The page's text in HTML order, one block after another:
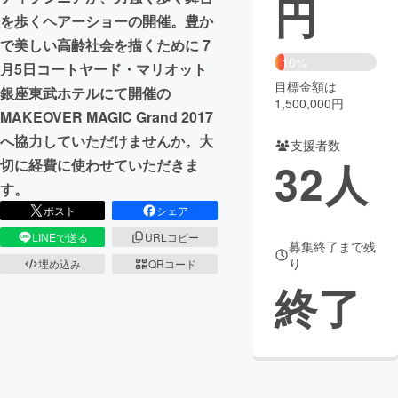
まちづくり・地域活性化
CAMPFIRE for Social Good
CAMPFIRE Creation
CAMPFIREふるさと納税machi-ya コミュニティ
を歩くヘアーショーの開催。豊か
で美しい高齢社会を描くために 7
月5日コートヤード・マリオット
銀座東武ホテルにて開催の
MAKEOVER MAGIC Grand 2017
へ協力していただけませんか。大
切に経費に使わせていただきま
す。
ポスト
シェア
LINEで送る
URLコピー
埋め込み
QRコード
円
10%
目標金額は
1,500,000円
支援者数
32人
募集終了まで残
り
終了